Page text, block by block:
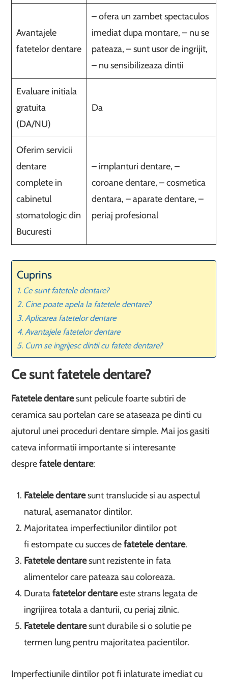
Avantajele
fatetelor dentare
– ofera un zambet spectaculos
imediat dupa montare, – nu se
pateaza, – sunt usor de ingrijit,
– nu sensibilizeaza dintii
Evaluare initiala
gratuita
(DA/NU)
Da
Oferim servicii
dentare
complete in
cabinetul
stomatologic din
Bucuresti
– implanturi dentare, –
coroane dentare, – cosmetica
dentara, – aparate dentare, –
periaj profesional
Cuprins
Ce sunt fatetele dentare?
Cine poate apela la fatetele dentare?
Aplicarea fatetelor dentare
Avantajele fatetelor dentare
Cum se ingrijesc dintii cu fatete dentare?
Ce sunt fatetele dentare?
Fatetele dentaresunt pelicule foarte subtiri de
ceramica sau portelan care se ataseaza pe dinti cu
ajutorul unei proceduri dentare simple. Mai jos gasiti
cateva informatii importante si interesante
desprefatele dentare:
Fatelele dentaresunt translucide si au aspectul
natural, asemanator dintilor.
Majoritatea imperfectiunilor dintilor pot
fi estompate cu succes defatetele dentare.
Fatetele dentaresunt rezistente in fata
alimentelor care pateaza sau coloreaza.
Duratafatetelor dentareeste strans legata de
ingrijirea totala a danturii, cu periaj zilnic.
Fatetele dentaresunt durabile si o solutie pe
termen lung pentru majoritatea pacientilor.
Imperfectiunile dintilor pot fi inlaturate imediat cu